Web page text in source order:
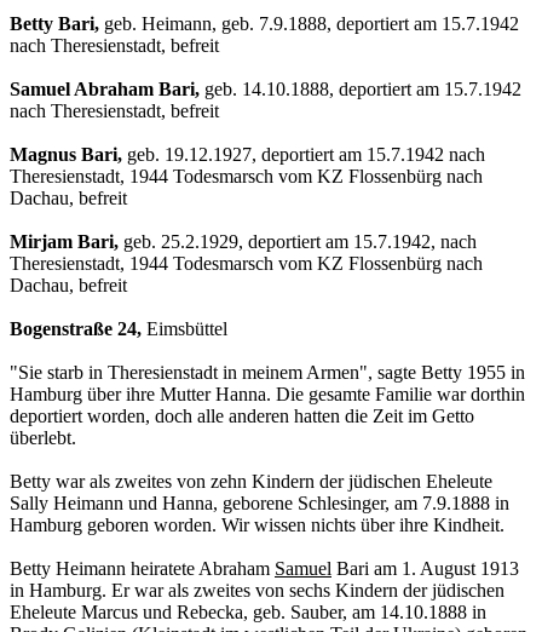
Betty Bari, geb. Heimann, geb. 7.9.1888, deportiert am 15.7.1942
nach Theresienstadt, befreit
Samuel Abraham Bari, geb. 14.10.1888, deportiert am 15.7.1942
nach Theresienstadt, befreit
Magnus Bari, geb. 19.12.1927, deportiert am 15.7.1942 nach
Theresienstadt, 1944 Todesmarsch vom KZ Flossenbürg nach
Dachau, befreit
Mirjam Bari, geb. 25.2.1929, deportiert am 15.7.1942, nach
Theresienstadt, 1944 Todesmarsch vom KZ Flossenbürg nach
Dachau, befreit
Bogenstraße 24, Eimsbüttel
"Sie starb in Theresienstadt in meinem Armen", sagte Betty 1955 in
Hamburg über ihre Mutter Hanna. Die gesamte Familie war dorthin
deportiert worden, doch alle anderen hatten die Zeit im Getto
überlebt.
Betty war als zweites von zehn Kindern der jüdischen Eheleute
Sally Heimann und Hanna, geborene Schlesinger, am 7.9.1888 in
Hamburg geboren worden. Wir wissen nichts über ihre Kindheit.
Betty Heimann heiratete Abraham Samuel Bari am 1. August 1913
in Hamburg. Er war als zweites von sechs Kindern der jüdischen
Eheleute Marcus und Rebecka, geb. Sauber, am 14.10.1888 in